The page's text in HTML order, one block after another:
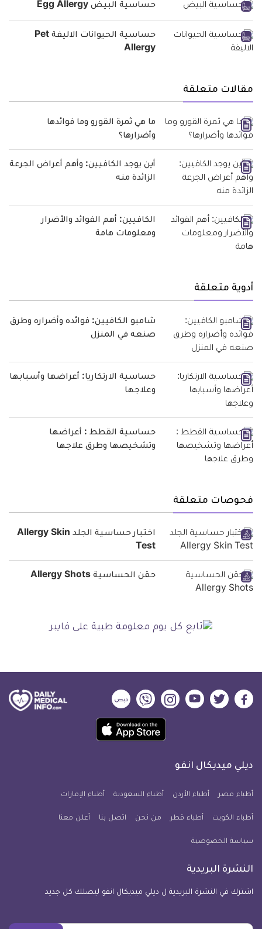
حساسية البيض Egg Allergy
حساسية الحيوانات الاليفة Pet
Allergy
مقالات متعلقة
ما هي ثمرة القورو وما فوائدها
وأضرارها؟
أين يوجد الكافيين: وأهم أعراض الجرعة
الزائدة منه
الكافيين: أهم الفوائد والأضرار
ومعلومات هامة
أدوية متعلقة
شامبو الكافيين: فوائده وأضراره وطرق
صنعه في المنزل
حساسية الارتكاريا: أعراضها وأسبابها
وعلاجها
حساسية القطط : أعراضها
وتشخيصها وطرق علاجها
فحوصات متعلقة
اختبار حساسية الجلد Allergy Skin
Test
حقن الحساسية Allergy Shots
ديلي
فيسبوك
ديلي
تويتر
ديلي
ميديكال
يوتيوب
ديلي
ميديكال
انفو
ديلي
ميديكال
انفو
ديلي
ميديكال
انفو
حمل
تطبيق
معلومة
للآيفون
ديلي ميديكال انفو
أطباء مصر أطباء الأردن أطباء السعودية أطباء الإمارات
أطباء الكويت أطباء قطر من نحن اتصل بنا أعلن معنا
سياسة الخصوصية
النشرة البريدية
اشترك في النشرة البريدية ل ديلي ميديكال انفو ليصلك كل جديد